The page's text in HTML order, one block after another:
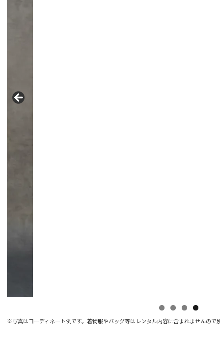
※写真はコーディネート例です。着物服やバッグ等はレンタル内容に含まれませんので